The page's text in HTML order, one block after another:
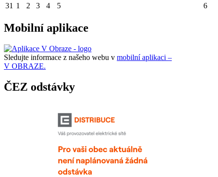
31 1 2 3 4 5 6
Mobilní aplikace
Sledujte informace z našeho webu v mobilní aplikaci –
V OBRAZE.
ČEZ odstávky